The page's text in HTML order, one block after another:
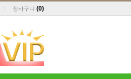
장바구니 (0)